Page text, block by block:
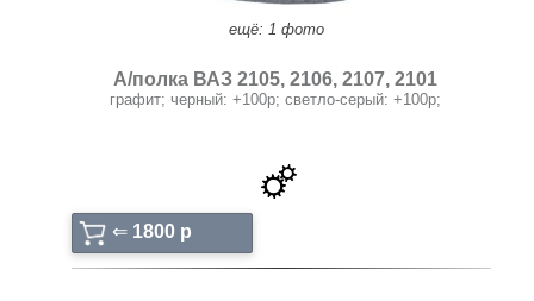
ещё: 1 фото
А/полка ВАЗ 2105, 2106, 2107, 2101
графит; черный: +100p; светло-серый: +100р;
⇐ 1800 p